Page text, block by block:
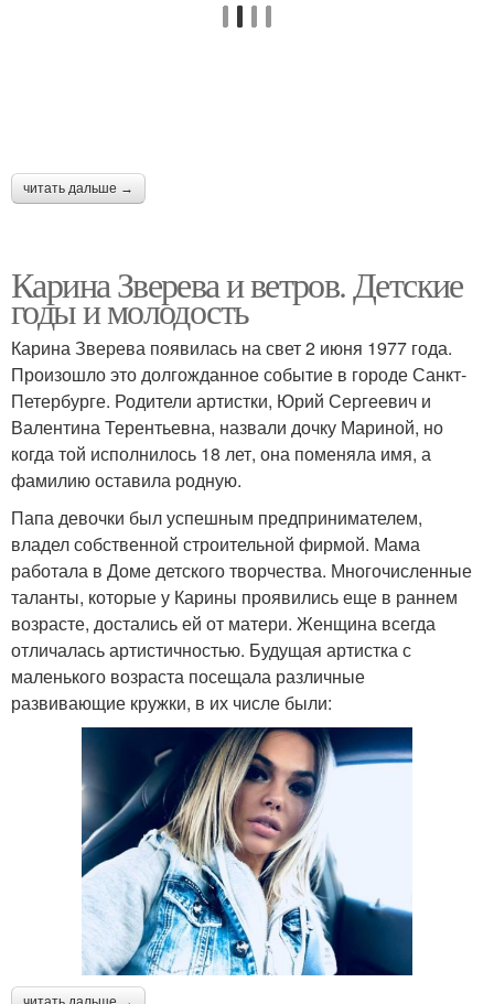
читать дальше →
Карина Зверева и ветров. Детские
годы и молодость
Карина Зверева появилась на свет 2 июня 1977 года.
Произошло это долгожданное событие в городе Санкт-
Петербурге. Родители артистки, Юрий Сергеевич и
Валентина Терентьевна, назвали дочку Мариной, но
когда той исполнилось 18 лет, она поменяла имя, а
фамилию оставила родную.
Папа девочки был успешным предпринимателем,
владел собственной строительной фирмой. Мама
работала в Доме детского творчества. Многочисленные
таланты, которые у Карины проявились еще в раннем
возрасте, достались ей от матери. Женщина всегда
отличалась артистичностью. Будущая артистка с
маленького возраста посещала различные
развивающие кружки, в их числе были: